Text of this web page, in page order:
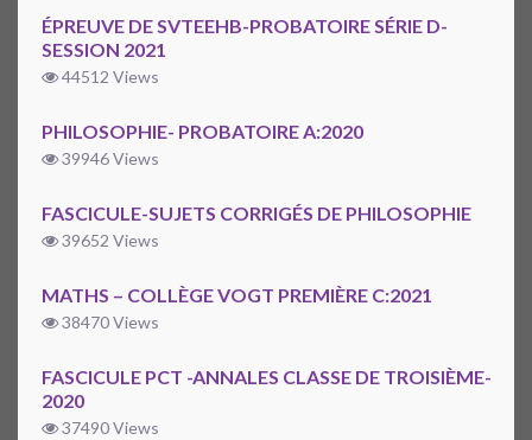
ÉPREUVE DE SVTEEHB-PROBATOIRE SÉRIE D-
SESSION 2021
44512 Views
PHILOSOPHIE- PROBATOIRE A:2020
39946 Views
FASCICULE-SUJETS CORRIGÉS DE PHILOSOPHIE
39652 Views
MATHS – COLLÈGE VOGT PREMIÈRE C:2021
38470 Views
FASCICULE PCT -ANNALES CLASSE DE TROISIÈME-
2020
37490 Views